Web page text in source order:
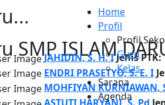
Home
Profil
Profil
Guru
Kelas
Sarana
Agenda
SMP ISLAM
JAHIDIN, S. H. I Jenis PTK:
ENDRI PRASETYO, S. E. I
MOHFIYAN KURNIAWAN,